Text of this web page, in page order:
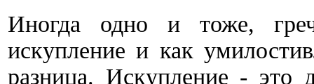
Иногда одно и тоже,
искупление и как
разница. Искупление - это